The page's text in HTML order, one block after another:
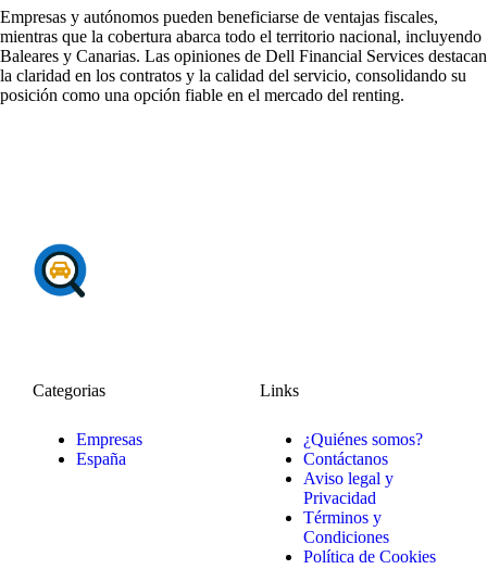
Empresas y autónomos pueden beneficiarse de ventajas fiscales,
mientras que la cobertura abarca todo el territorio nacional, incluyendo
Baleares y Canarias. Las opiniones de Dell Financial Services destacan
la claridad en los contratos y la calidad del servicio, consolidando su
posición como una opción fiable en el mercado del renting.
Categorias
Empresas
España
Links
¿Quiénes somos?
Contáctanos
Aviso legal y
Privacidad
Términos y
Condiciones
Política de Cookies